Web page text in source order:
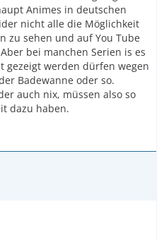
Animes in deutschen
nicht alle die Möglichkeit
zu sehen und auf You Tube
bei manchen Serien is es
gezeigt werden dürfen wegen
Badewanne oder so.
auch nix, müssen also so
dazu haben.